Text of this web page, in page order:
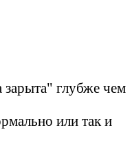
глубже чем
или так и